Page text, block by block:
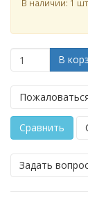
В наличии: 1
В
Сравнить
Задать